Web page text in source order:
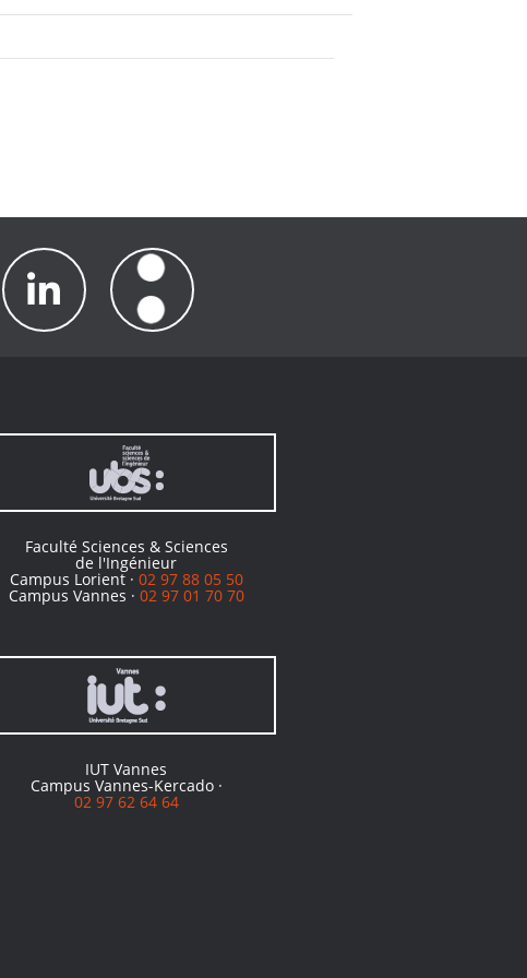
Faculté Sciences & Sciences
de l'Ingénieur
Campus Lorient · 02 97 88 05 50
Campus Vannes · 02 97 01 70 70
IUT Vannes
Campus Vannes-Kercado ·
02 97 62 64 64